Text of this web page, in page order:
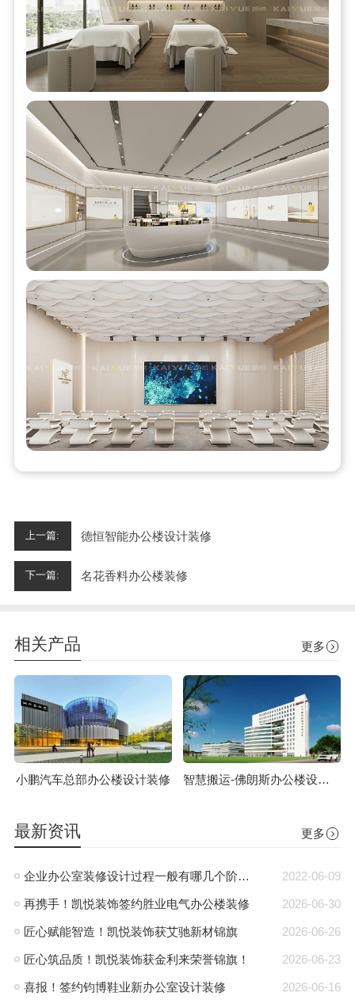
上一篇: 德恒智能办公楼设计装修
下一篇: 名花香料办公楼装修
相关产品 更多
小鹏汽车总部办公楼设计装修 智慧搬运-佛朗斯办公楼设计装修
最新资讯 更多
2022-06-09
企业办公室装修设计过程一般有哪几个阶段?
2026-06-30
再携手！凯悦装饰签约胜业电气办公楼装修
2026-06-26
匠心赋能智造！凯悦装饰获艾驰新材锦旗
2026-06-23
匠心筑品质！凯悦装饰获金利来荣誉锦旗！
2026-06-16
喜报！签约钧博鞋业新办公室设计装修